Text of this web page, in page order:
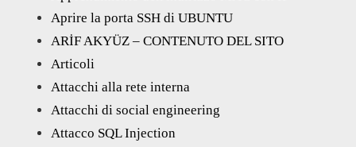
Aprire la porta SSH di UBUNTU
ARİF AKYÜZ – CONTENUTO DEL SITO
Articoli
Attacchi alla rete interna
Attacchi di social engineering
Attacco SQL Injection